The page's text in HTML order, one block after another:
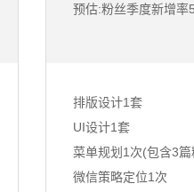
预估:粉丝季度新增率
排版设计1套
UI设计1套
菜单规划1次(包含3篇
微信策略定位1次